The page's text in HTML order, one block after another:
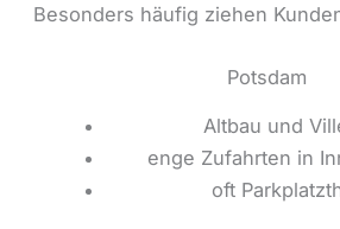
Besonders häufig ziehen
Potsdam
Altbau und
enge Zufahrten in
oft